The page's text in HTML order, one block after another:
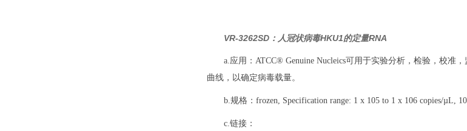
VR-3262SD：人冠状病毒HKU1的定量RNA
a.应用：ATCC® Genuine Nucleics可用于实验分析，检验，校准
曲线，以确定病毒载量。
b.规格：frozen, Specification range: 1 x 105 to 1 x 106 copies/µL,
c.链接：